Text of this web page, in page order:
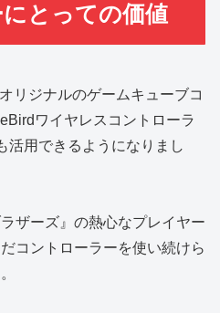
とっての価値
リジナルのゲームキューブコ
ワイヤレスコントローラ
活用できるようになりまし
ザーズ』の熱心なプレイヤー
コントローラーを使い続けら